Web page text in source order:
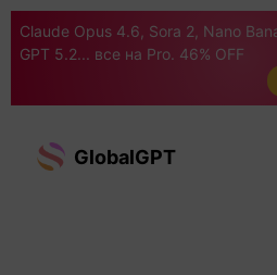
Claude Opus 4.6, Sora 2, Nano
GPT 5.2... все на Pro. 46% OFF
GlobalGPT